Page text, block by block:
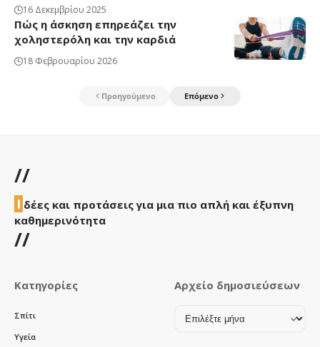
16 Δεκεμβρίου 2025
Πώς η άσκηση επηρεάζει την
χοληστερόλη και την καρδιά
18 Φεβρουαρίου 2026
Προηγούμενο Επόμενο
//
Ι δέες και προτάσεις για μια πιο απλή και έξυπνη
καθημερινότητα
//
Κατηγορίες
Σπίτι
Υγεία
Αρχείο δημοσιεύσεων
Αρχείο